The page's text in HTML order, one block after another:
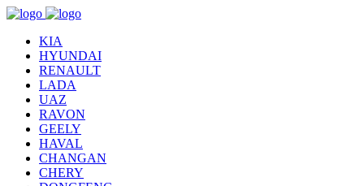
KIA
HYUNDAI
RENAULT
LADA
UAZ
RAVON
GEELY
HAVAL
CHANGAN
CHERY